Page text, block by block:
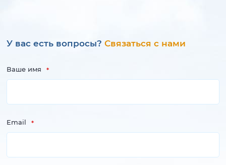
У вас есть вопросы?Связаться с нами
Ваше имя
Email